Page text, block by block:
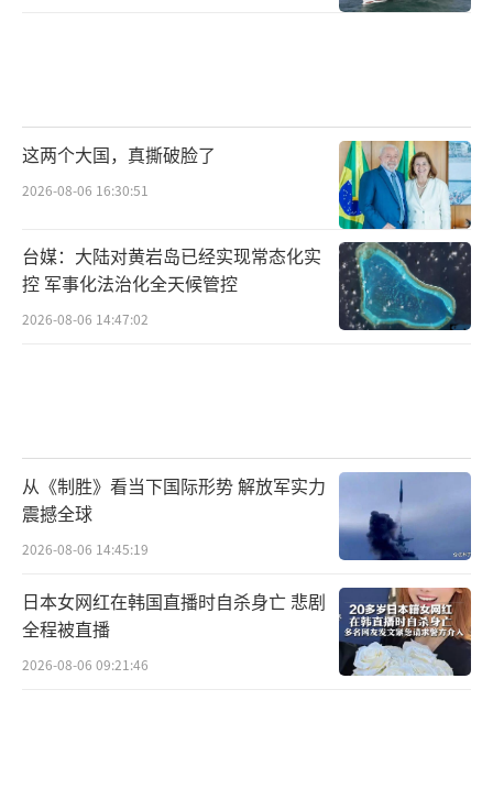
其是特朗普在努力调解俄乌关系时的举动。特
朗普曾与俄罗斯制定过一份28点计划，但这一
计划遭到乌克兰方面的不满，因为特朗普并未
与普京达成共识，直接与乌克兰方面修改了方
案，改成了19点计划。这一举动显然激怒了普
京，使得他更加坚决地提出这些硬性条件。
罗斯在黑海的制海权至关重要。如果俄罗斯失
去克里米亚，黑海的制海权将受到极大威胁，
北约的军事设施也可能直接威胁到莫斯科的安
全。2014年俄罗斯吞并克里米亚后，通过刻赤
大桥等基础设施加强了与克里米亚的联系，这
进一步稳固了俄罗斯对克里米亚的控制。
这两个大国，真撕破脸了
2026-08-06 16:30:51
台媒：大陆对黄岩岛已经实现常态化实
控 军事化法治化全天候管控
2026-08-06 14:47:02
从《制胜》看当下国际形势 解放军实力
震撼全球
2026-08-06 14:45:19
日本女网红在韩国直播时自杀身亡 悲剧
全程被直播
2026-08-06 09:21:46